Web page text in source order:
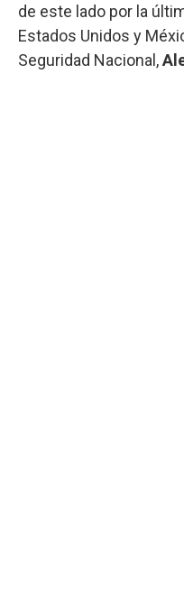
de este lado por la
Estados Unidos y
Seguridad Nacional,